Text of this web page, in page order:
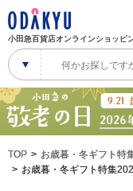
小田急百貨店オンラインショッピ
TOP
お歳暮・冬ギフト特
お歳暮・冬ギフト特集